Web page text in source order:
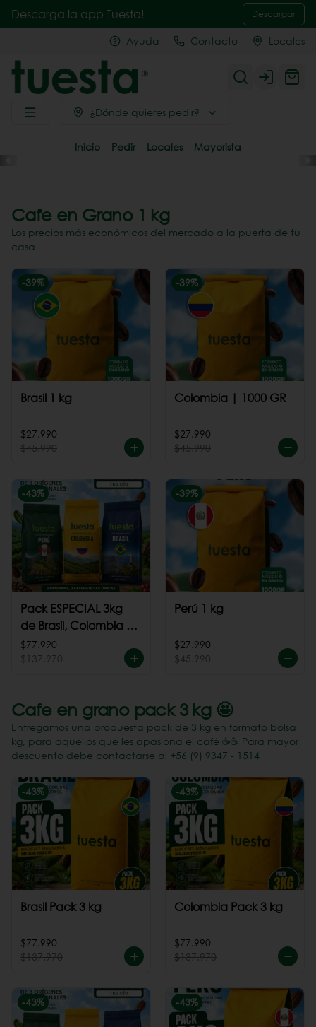
Descarga la app Tuesta! Descargar
Ayuda Contacto Locales
Login
¿Dónde quieres pedir?
Inicio Pedir Locales Mayorista
Cafe en Grano 1 kg
Los precios más económicos del mercado a la puerta de tu
casa
-39%
Brasil 1 kg
$27.990
$45.990
-39%
Colombia | 1000 GR
$27.990
$45.990
-43%
Pack ESPECIAL 3kg
de Brasil, Colombia +
Perú
$77.990
$137.970
-39%
Perú 1 kg
$27.990
$45.990
Cafe en grano pack 3 kg 🤩
Entregamos una propuesta pack de 3 kg en formato bolsa
kg, para aquellos que les apasiona el café ☕️☕️ Para mayor
descuento debe contactarse al +56 (9) 9347 - 1514
-43%
Brasil Pack 3 kg
$77.990
$137.970
-43%
Colombia Pack 3 kg
$77.990
$137.970
-43% -43%